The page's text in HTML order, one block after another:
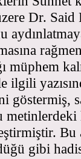
Dr. Said
müphem
ilgili
göstermiş,
metinlerdeki
Bu
gibi